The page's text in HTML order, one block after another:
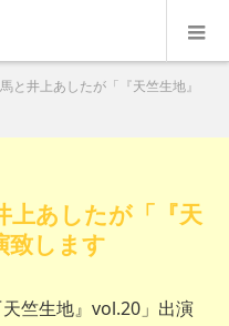
と井上あしたが「『天竺生地』
上あしたが「『天
致します
竺生地』vol.20」出演